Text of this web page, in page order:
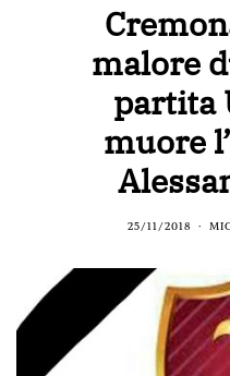
malore
partita
muore
25/11/2018